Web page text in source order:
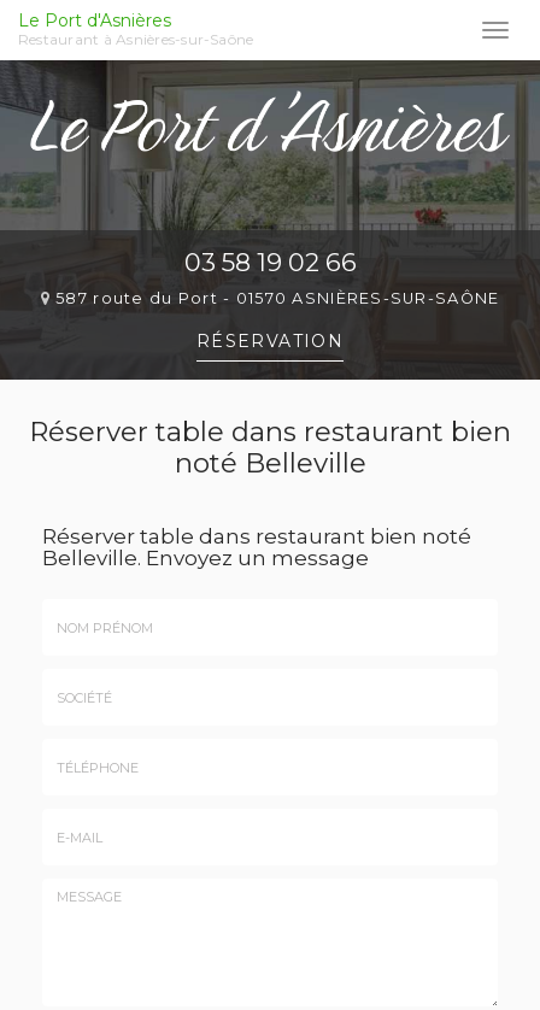
Aller
au
contenu
principal
Le Port d'Asnières
Restaurant à Asnières-sur-Saône
03 58 19 02 66
587 route du Port - 01570 ASNIÈRES-SUR-SAÔNE
RÉSERVATION
Réserver table dans restaurant bien
noté Belleville
Réserver table dans restaurant bien noté
Belleville. Envoyez un message